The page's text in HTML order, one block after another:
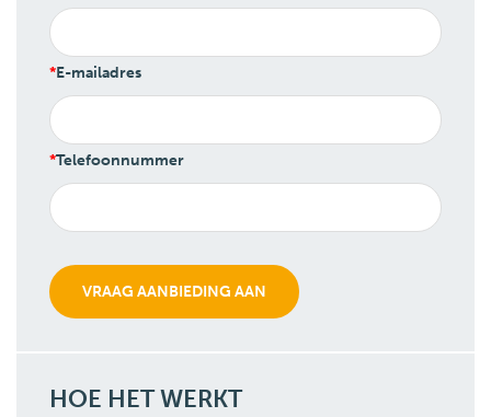
E-mailadres
Telefoonnummer
HOE HET WERKT